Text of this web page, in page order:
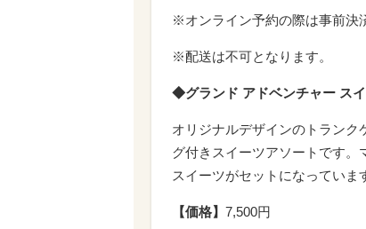
※オンライン予約の際は事前決
※配送は不可となります。
◆グランド アドベンチャー ス
オリジナルデザインのトランク
グ付きスイーツアソートです
スイーツがセットになっていま
【価格】 7,500円